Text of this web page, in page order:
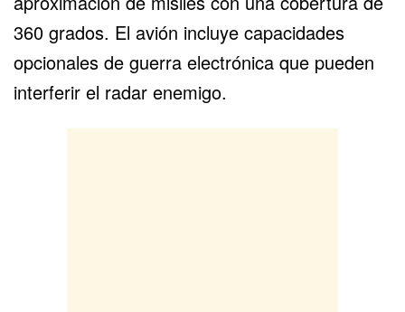
360 grados. El avión incluye capacidades
opcionales de guerra electrónica que pueden
interferir el radar enemigo.